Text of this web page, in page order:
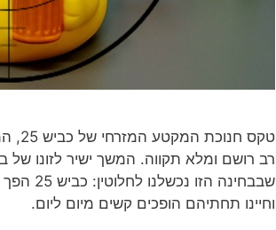
וחיינו תחתיהם הופכים קשים מיום ליום.